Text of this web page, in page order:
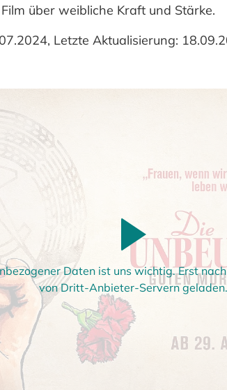
über weibliche Kraft und Stärke.
Letzte Aktualisierung:
Daten ist uns wichtig. Erst
von Dritt-Anbieter-Servern geladen.